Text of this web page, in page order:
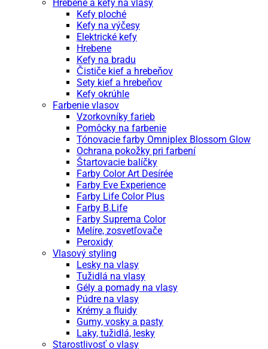
Hrebene a kefy na vlasy
Kefy ploché
Kefy na výčesy
Elektrické kefy
Hrebene
Kefy na bradu
Čističe kief a hrebeňov
Sety kief a hrebeňov
Kefy okrúhle
Farbenie vlasov
Vzorkovníky farieb
Pomôcky na farbenie
Tónovacie farby Omniplex Blossom Glow
Ochrana pokožky pri farbení
Štartovacie balíčky
Farby Color Art Desírée
Farby Eve Experience
Farby Life Color Plus
Farby B.Life
Farby Suprema Color
Melíre, zosvetľovače
Peroxidy
Vlasový styling
Lesky na vlasy
Tužidlá na vlasy
Gély a pomady na vlasy
Púdre na vlasy
Krémy a fluidy
Gumy, vosky a pasty
Laky, tužidlá, lesky
Starostlivosť o vlasy